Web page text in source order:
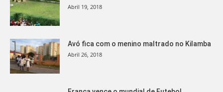
Abril 19, 2018
Avó fica com o menino maltrado no Kilamba
Abril 26, 2018